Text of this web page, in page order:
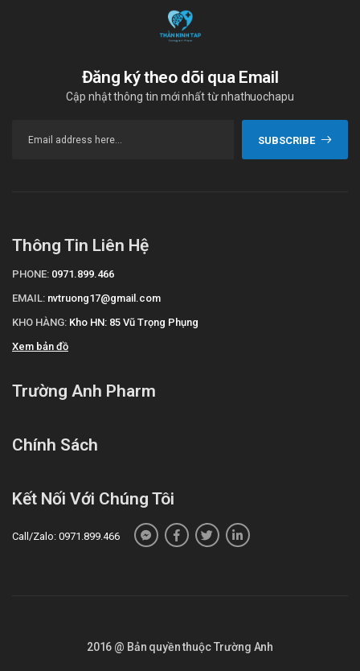
Đăng ký theo dõi qua Email
Cập nhật thông tin mới nhất từ nhathuochapu
SUBSCRIBE
Thông Tin Liên Hệ
PHONE: 0971.899.466
EMAIL: nvtruong17@gmail.com
KHO HÀNG: Kho HN: 85 Vũ Trọng Phụng
Xem bản đồ
Trường Anh Pharm
Chính Sách
Kết Nối Với Chúng Tôi
Call/Zalo: 0971.899.466
2016 @ Bản quyền thuộc Trường Anh